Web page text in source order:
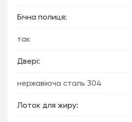
Бічна полиця
так
Двері
нержавіюча сталь 304
Лоток для жиру